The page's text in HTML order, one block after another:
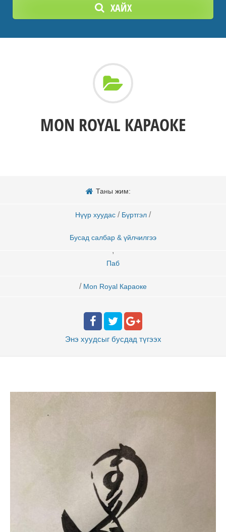
ХАЙХ
MON ROYAL КАРАОКЕ
Таны жим:
Нүүр хуудас / Бүртгэл /
Бусад салбар & үйлчилгээ
,
Паб
/ Mon Royal Караоке
Энэ хуудсыг бусдад түгээх